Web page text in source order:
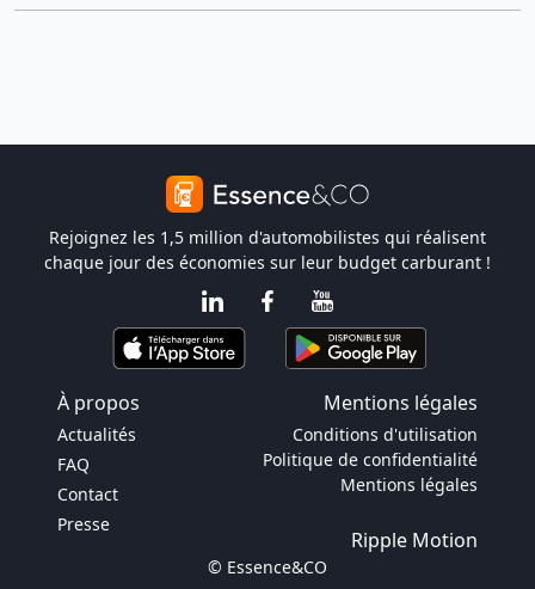
Rejoignez les 1,5 million d'automobilistes qui réalisent
chaque jour des économies sur leur budget carburant !
À propos Mentions légales
Actualités
FAQ
Contact
Presse
Conditions d'utilisation
Politique de confidentialité
Mentions légales
Ripple Motion
© Essence&CO